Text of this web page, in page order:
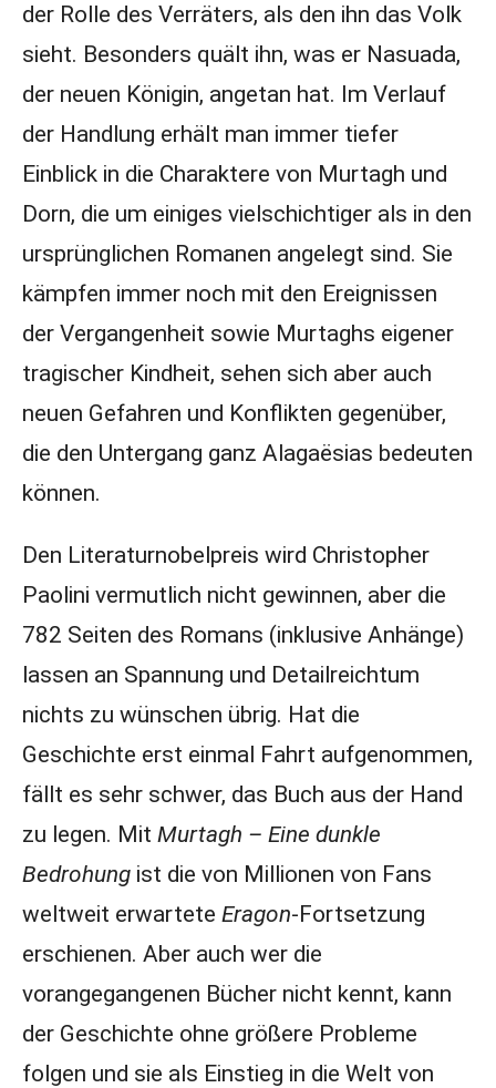
der Rolle des Verräters, als den ihn das Volk
sieht. Besonders quält ihn, was er Nasuada,
der neuen Königin, angetan hat. Im Verlauf
der Handlung erhält man immer tiefer
Einblick in die Charaktere von Murtagh und
Dorn, die um einiges vielschichtiger als in den
ursprünglichen Romanen angelegt sind. Sie
kämpfen immer noch mit den Ereignissen
der Vergangenheit sowie Murtaghs eigener
tragischer Kindheit, sehen sich aber auch
neuen Gefahren und Konflikten gegenüber,
die den Untergang ganz Alagaësias bedeuten
können.
Den Literaturnobelpreis wird Christopher
Paolini vermutlich nicht gewinnen, aber die
782 Seiten des Romans (inklusive Anhänge)
lassen an Spannung und Detailreichtum
nichts zu wünschen übrig. Hat die
Geschichte erst einmal Fahrt aufgenommen,
fällt es sehr schwer, das Buch aus der Hand
zu legen. Mit Murtagh – Eine dunkle
Bedrohung ist die von Millionen von Fans
weltweit erwartete Eragon-Fortsetzung
erschienen. Aber auch wer die
vorangegangenen Bücher nicht kennt, kann
der Geschichte ohne größere Probleme
folgen und sie als Einstieg in die Welt von